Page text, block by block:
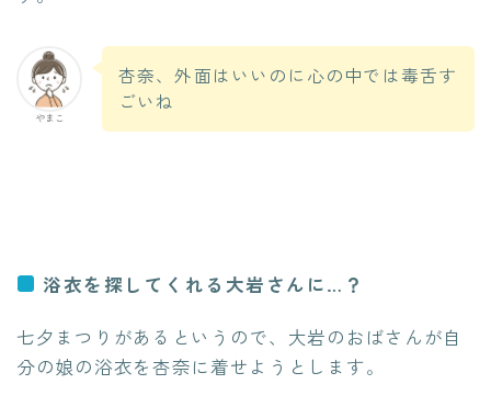
やまこ
杏奈、外面はいいのに心の中では毒舌す
ごいね
浴衣を探してくれる大岩さんに…？
七夕まつりがあるというので、大岩のおばさんが自
分の娘の浴衣を杏奈に着せようとします。